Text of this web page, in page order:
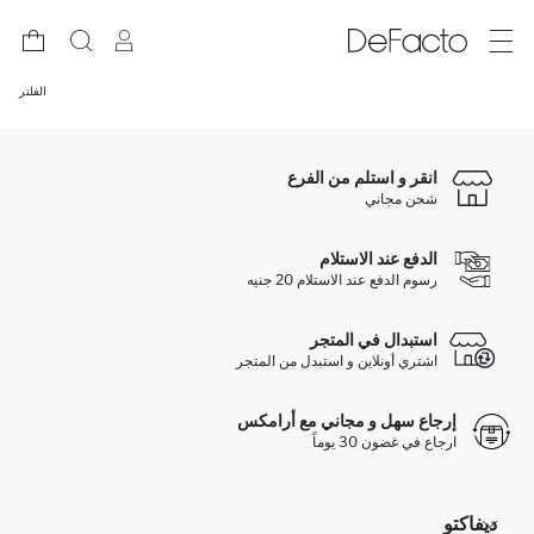
الفلتر
انقر و استلم من الفرع
شحن مجاني
الدفع عند الاستلام
رسوم الدفع عند الاستلام 20 جنيه
استبدال في المتجر
اشتري أونلاين و استبدل من المتجر
إرجاع سهل و مجاني مع أرامكس
ارجاع في غضون 30 يوماً
ديفاكتو